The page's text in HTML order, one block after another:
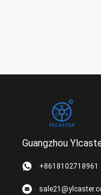
Guangzhou
+8618102718961